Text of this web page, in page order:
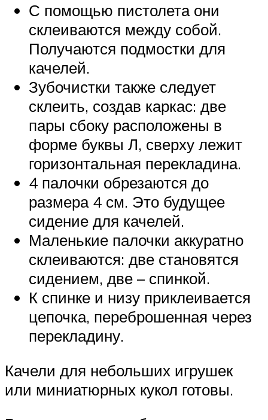
С помощью пистолета они
склеиваются между собой.
Получаются подмостки для
качелей.
Зубочистки также следует
склеить, создав каркас: две
пары сбоку расположены в
форме буквы Л, сверху лежит
горизонтальная перекладина.
4 палочки обрезаются до
размера 4 см. Это будущее
сидение для качелей.
Маленькие палочки аккуратно
склеиваются: две становятся
сидением, две – спинкой.
К спинке и низу приклеивается
цепочка, переброшенная через
перекладину.
Качели для небольших игрушек
или миниатюрных кукол готовы.